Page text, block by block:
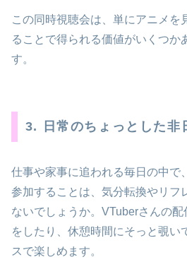
この同時視聴会は、単にアニメを
ることで得られる価値がいくつか
す。
3. 日常のちょっとした非
仕事や家事に追われる毎日の中で
参加することは、気分転換やリフ
ないでしょうか。VTuberさんの
をしたり、休憩時間にそっと覗い
スで楽しめます。